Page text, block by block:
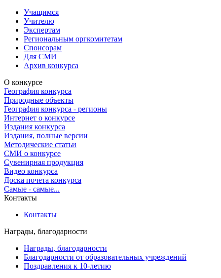
Учащимся
Учителю
Экспертам
Региональным оргкомитетам
Спонсорам
Для СМИ
Архив конкурса
О конкурсе
География конкурса
Природные объекты
География конкурса - регионы
Интернет о конкурсе
Издания конкурса
Издания, полные версии
Методические статьи
СМИ о конкурсе
Сувенирная продукция
Видео конкурса
Доска почета конкурса
Самые - самые...
Контакты
Контакты
Награды, благодарности
Награды, благодарности
Благодарности от образовательных учреждений
Поздравления к 10-летию